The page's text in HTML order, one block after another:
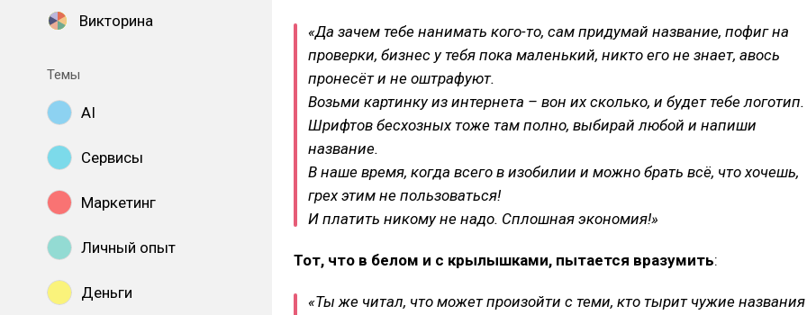
Викторина
Темы
AI
Сервисы
Маркетинг
Личный опыт
Деньги
«Да зачем тебе нанимать кого-то, сам придумай название, пофиг на
проверки, бизнес у тебя пока маленький, никто его не знает, авось
пронесёт и не оштрафуют.
Возьми картинку из интернета – вон их сколько, и будет тебе логотип.
Шрифтов бесхозных тоже там полно, выбирай любой и напиши
название.
В наше время, когда всего в изобилии и можно брать всё, что хочешь,
грех этим не пользоваться!
И платить никому не надо. Сплошная экономия!»
Тот, что в белом и с крылышками, пытается вразумить:
«Ты же читал, что может произойти с теми, кто тырит чужие названия